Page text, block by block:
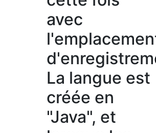
avec
La langue est
créée en
"Java", et